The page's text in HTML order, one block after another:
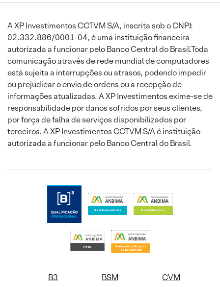
A XP Investimentos CCTVM S/A, inscrita sob o CNPJ:
02.332.886/0001-04, é uma instituição financeira
autorizada a funcionar pelo Banco Central do Brasil.Toda
comunicação através de rede mundial de computadores
está sujeita a interrupções ou atrasos, podendo impedir
ou prejudicar o envio de ordens ou a recepção de
informações atualizadas. A XP Investimentos exime-se de
responsabilidade por danos sofridos por seus clientes,
por força de falha de serviços disponibilizados por
terceiros. A XP Investimentos CCTVM S/A é instituição
autorizada a funcionar pelo Banco Central do Brasil.
B3 BSM CVM